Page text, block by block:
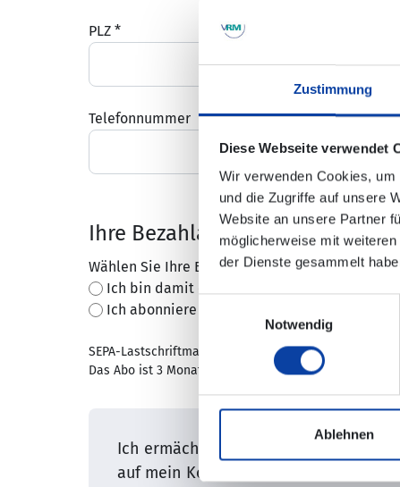
Zustimmung
Diese Webseite verwendet
Wir verwenden Cookies,
und die Zugriffe auf unsere
Website an unsere Partner
möglicherweise mit
der Dienste gesammelt
Notwendig
Ablehnen
PLZ *
Telefonnummer
Ihre Bezahlart
Wählen Sie Ihre Bezahlart*
Ich bin damit einverstanden, dass die VRM
Ich abonniere die VRM-MobilCard für 9
SEPA-Lastschriftmandat, Kartenerhalt ca. 2 Wochen
Das Abo ist 3 Monate vor Ablauf der MobilCard kündbar
Ich ermächtige Zahlungen mittels
auf mein Konto gezogenen